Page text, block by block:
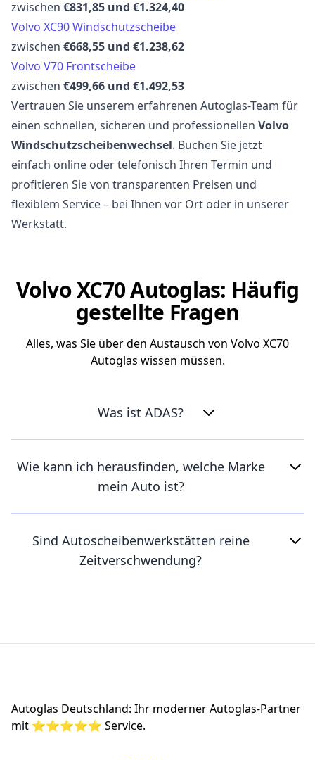
zwischen €831,85 und €1.324,40
Volvo XC90 Windschutzscheibe
zwischen €668,55 und €1.238,62
Volvo V70 Frontscheibe
zwischen €499,66 und €1.492,53
Vertrauen Sie unserem erfahrenen Autoglas-Team für
einen schnellen, sicheren und professionellen Volvo
Windschutzscheibenwechsel. Buchen Sie jetzt
einfach online oder telefonisch Ihren Termin und
profitieren Sie von transparenten Preisen und
flexiblem Service – bei Ihnen vor Ort oder in unserer
Werkstatt.
Volvo XC70 Autoglas: Häufig
gestellte Fragen
Alles, was Sie über den Austausch von Volvo XC70
Autoglas wissen müssen.
Was ist ADAS?
Wie kann ich herausfinden, welche Marke
mein Auto ist?
Sind Autoscheibenwerkstätten reine
Zeitverschwendung?
Autoglas Deutschland: Ihr moderner Autoglas-Partner
mit ⭐⭐⭐⭐⭐ Service.